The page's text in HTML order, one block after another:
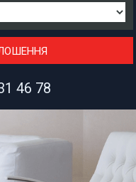
46 78